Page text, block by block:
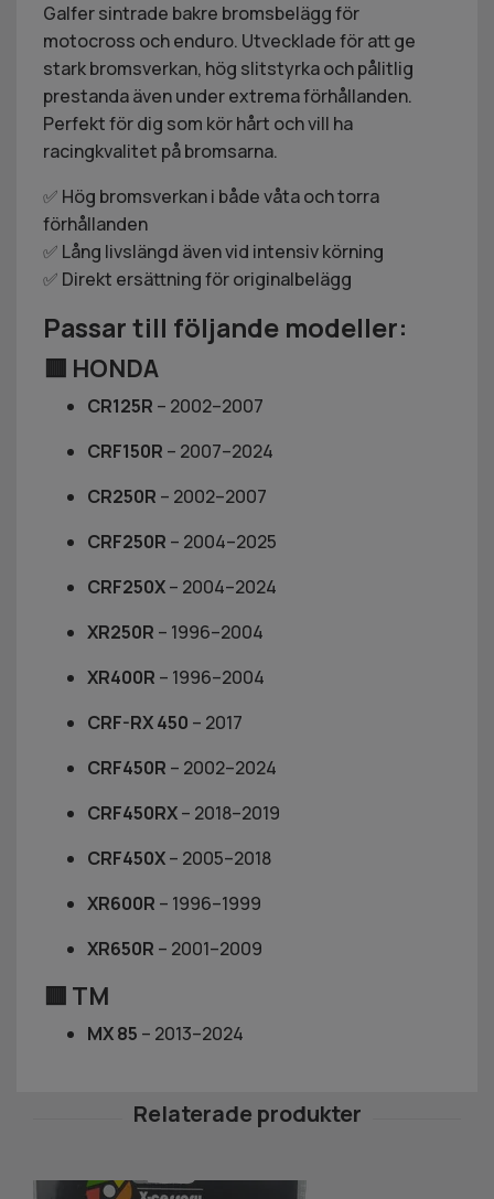
Galfer sintrade bakre bromsbelägg för
motocross och enduro. Utvecklade för att ge
stark bromsverkan, hög slitstyrka och pålitlig
prestanda även under extrema förhållanden.
Perfekt för dig som kör hårt och vill ha
racingkvalitet på bromsarna.
✅ Hög bromsverkan i både våta och torra
förhållanden
✅ Lång livslängd även vid intensiv körning
✅ Direkt ersättning för originalbelägg
Passar till följande modeller:
🟥 HONDA
CR125R – 2002–2007
CRF150R – 2007–2024
CR250R – 2002–2007
CRF250R – 2004–2025
CRF250X– 2004–2024
XR250R – 1996–2004
XR400R – 1996–2004
CRF-RX 450 – 2017
CRF450R – 2002–2024
CRF450RX– 2018–2019
CRF450X– 2005–2018
XR600R – 1996–1999
XR650R – 2001–2009
🟥 TM
MX 85 – 2013–2024